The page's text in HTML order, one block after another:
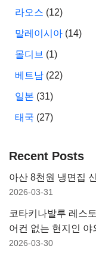
라오스 (12)
말레이시아 (14)
몰디브 (1)
베트남 (22)
일본 (31)
태국 (27)
Recent Posts
아산 8천원 냉면집
2026-03-31
코타키나발루 레스
어컨 없는 현지인 야
2026-03-30